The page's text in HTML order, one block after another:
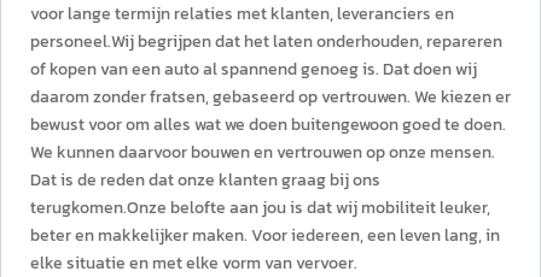
voor lange termijn relaties met klanten, leveranciers en
personeel.Wij begrijpen dat het laten onderhouden, repareren
of kopen van een auto al spannend genoeg is. Dat doen wij
daarom zonder fratsen, gebaseerd op vertrouwen. We kiezen er
bewust voor om alles wat we doen buitengewoon goed te doen.
We kunnen daarvoor bouwen en vertrouwen op onze mensen.
Dat is de reden dat onze klanten graag bij ons
terugkomen.Onze belofte aan jou is dat wij mobiliteit leuker,
beter en makkelijker maken. Voor iedereen, een leven lang, in
elke situatie en met elke vorm van vervoer.